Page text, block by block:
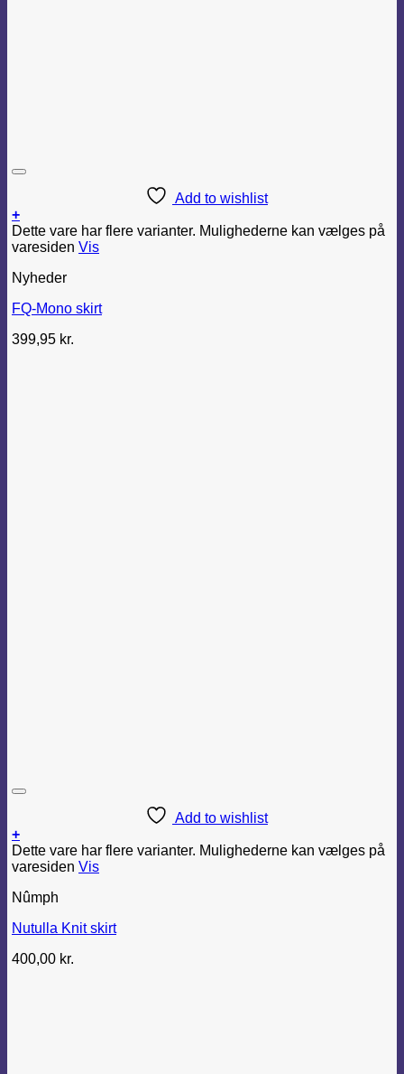
Add to wishlist
+
Dette vare har flere varianter. Mulighederne kan vælges på
varesiden Vis
Nyheder
FQ-Mono skirt
399,95 kr.
Add to wishlist
+
Dette vare har flere varianter. Mulighederne kan vælges på
varesiden Vis
Nûmph
Nutulla Knit skirt
400,00 kr.